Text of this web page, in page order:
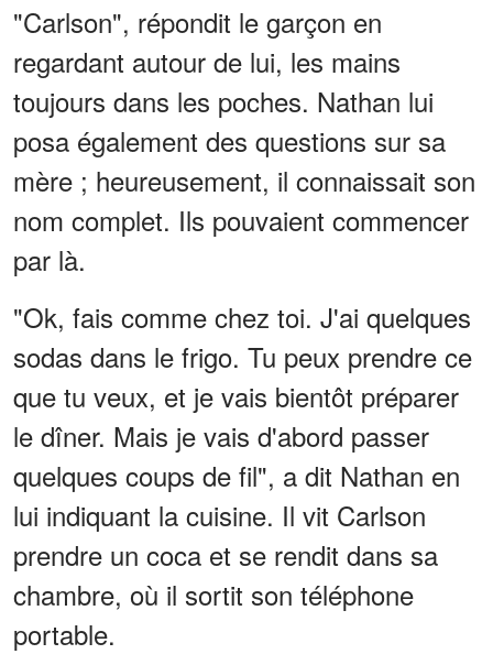
"Carlson", répondit le garçon en
regardant autour de lui, les mains
toujours dans les poches. Nathan lui
posa également des questions sur sa
mère ; heureusement, il connaissait son
nom complet. Ils pouvaient commencer
par là.
"Ok, fais comme chez toi. J'ai quelques
sodas dans le frigo. Tu peux prendre ce
que tu veux, et je vais bientôt préparer
le dîner. Mais je vais d'abord passer
quelques coups de fil", a dit Nathan en
lui indiquant la cuisine. Il vit Carlson
prendre un coca et se rendit dans sa
chambre, où il sortit son téléphone
portable.